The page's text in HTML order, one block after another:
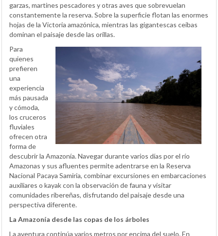
garzas, martines pescadores y otras aves que sobrevuelan
constantemente la reserva. Sobre la superficie flotan las enormes
hojas de la Victoria amazónica, mientras las gigantescas ceibas
dominan el paisaje desde las orillas.
Para
quienes
prefieren
una
experiencia
más pausada
y cómoda,
los cruceros
fluviales
ofrecen otra
forma de
descubrir la Amazonía. Navegar durante varios días por el río
Amazonas y sus afluentes permite adentrarse en la Reserva
Nacional Pacaya Samiria, combinar excursiones en embarcaciones
auxiliares o kayak con la observación de fauna y visitar
comunidades ribereñas, disfrutando del paisaje desde una
perspectiva diferente.
La Amazonía desde las copas de los árboles
La aventura continúa varios metros por encima del suelo. En